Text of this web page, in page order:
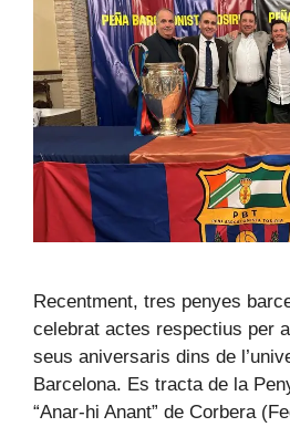
Recentment, tres penyes
celebrat actes respectius per
seus aniversaris dins de
Barcelona. Es tracta de la
“Anar-hi Anant” de Corbera